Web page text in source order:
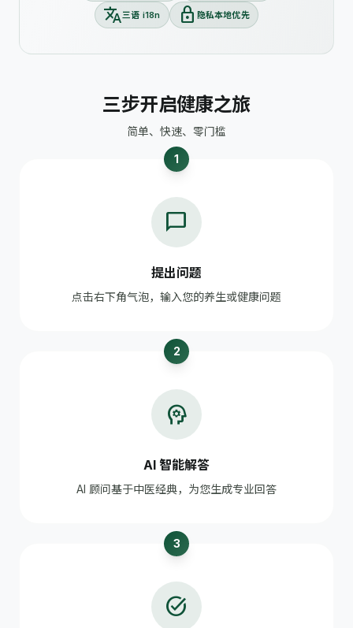
translate三语 i18n lock 隐私本地优先
三步开启健康之旅
简单、快速、零门槛
1
chat_bubble
提出问题
点击右下角气泡，输入您的养生或健康问题
2
psychology
AI 智能解答
AI 顾问基于中医经典，为您生成专业回答
3
task_alt